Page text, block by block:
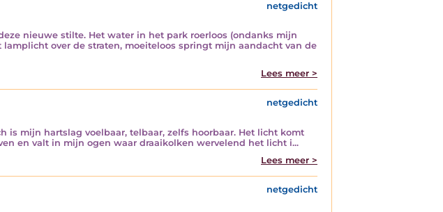
netgedicht
nieuwe stilte. Het water in het park roerloos (ondanks mijn
over de straten, moeiteloos springt mijn aandacht van de
Lees meer >
netgedicht
mijn hartslag voelbaar, telbaar, zelfs hoorbaar. Het licht komt
en valt in mijn ogen waar draaikolken wervelend het licht i...
Lees meer >
netgedicht